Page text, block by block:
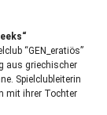
“GEN_eratiös”
aus griechischer
Spielclubleiterin
mit ihrer Tochter